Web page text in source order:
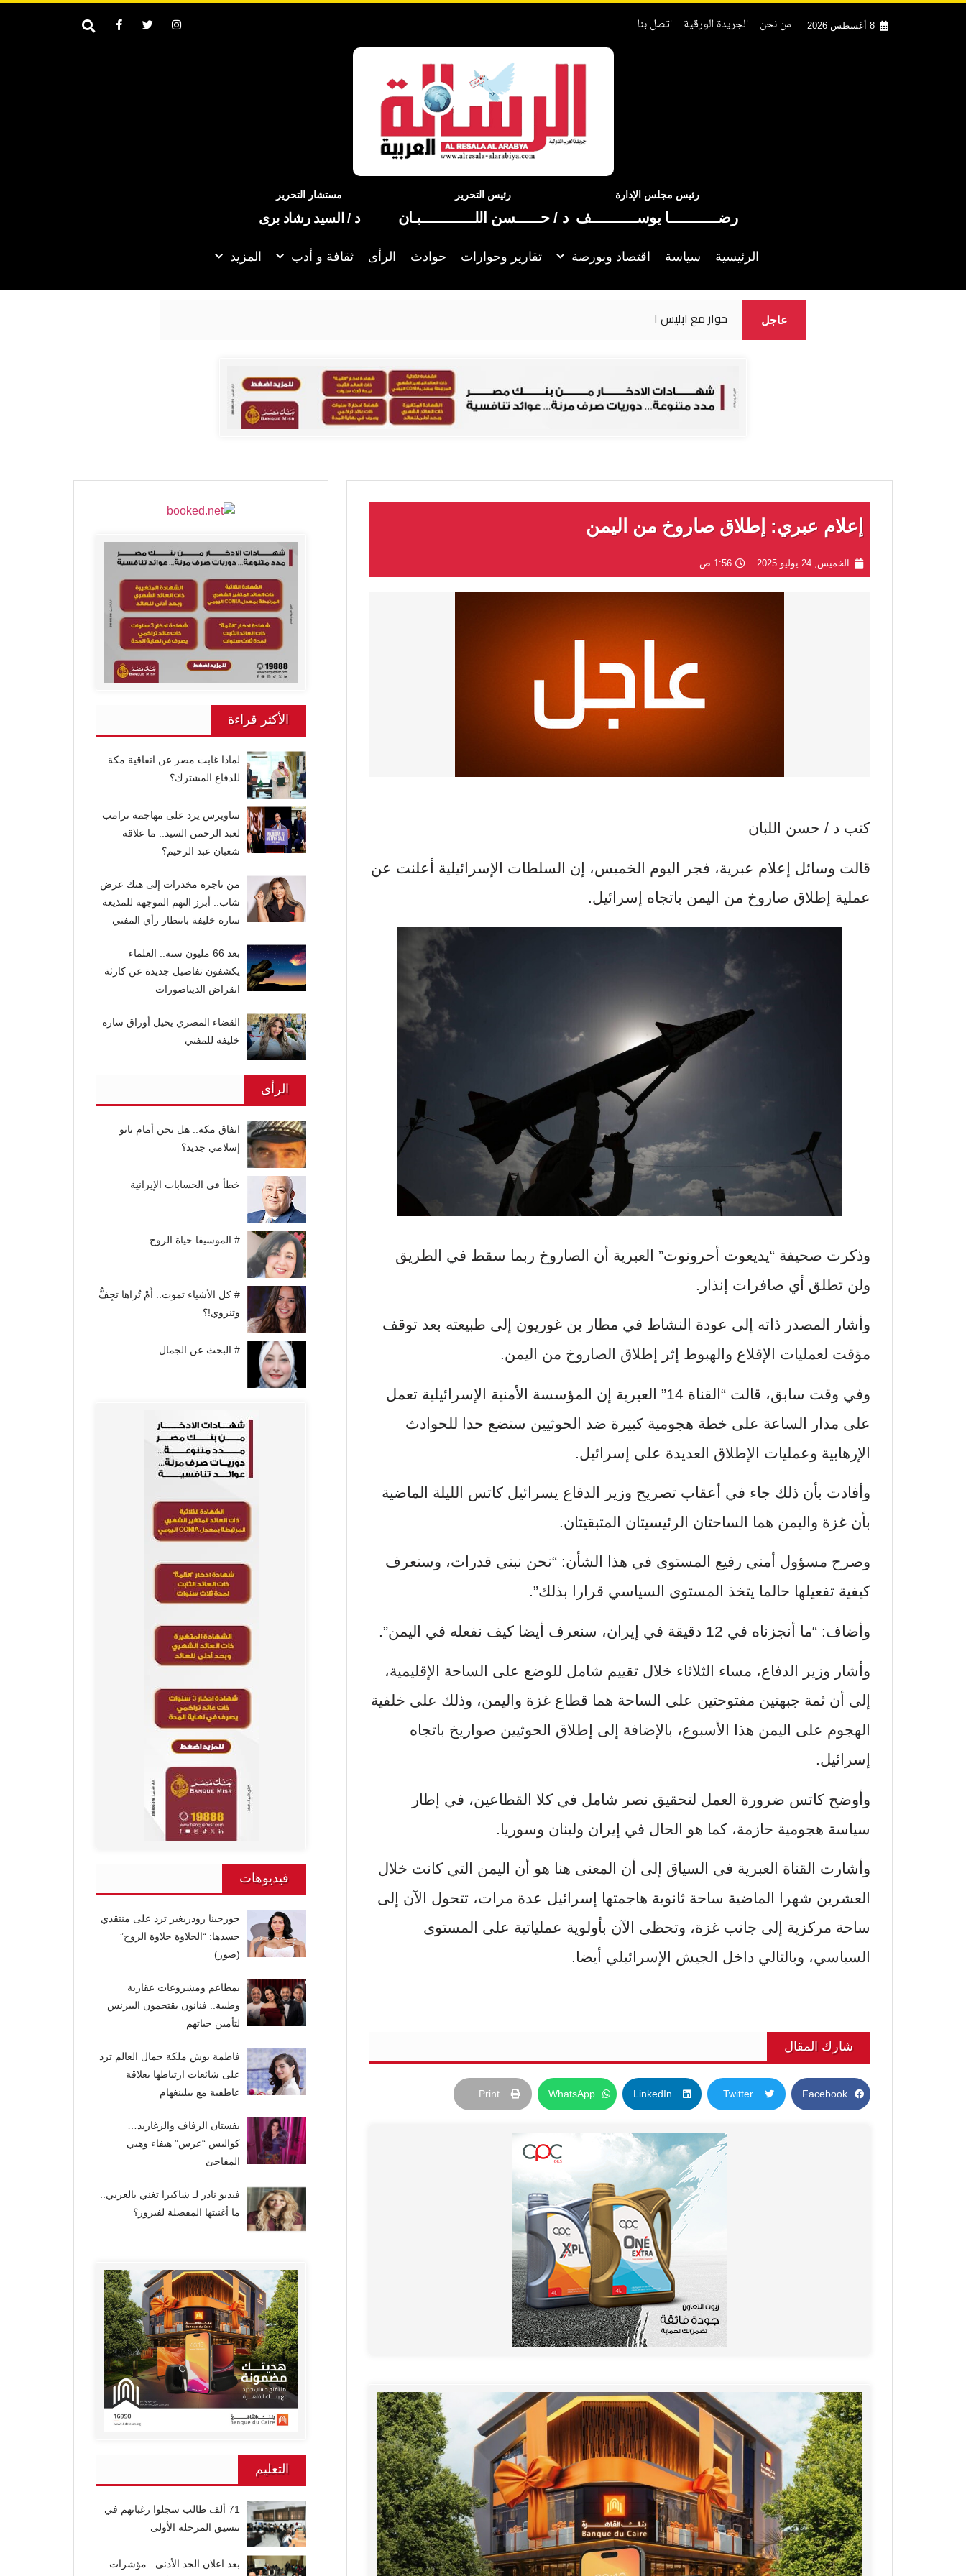
8 أغسطس 2026 من نحن الجريدة الورقية اتصل بنا
رئيس مجلس الإدارة
رضــــــــــــا يوســـــــــــف
رئيس التحرير
د / حــــــسن اللـــــــــــــبـان
مستشار التحرير
د / السيد رشاد برى
الرئيسية سياسة اقتصاد وبورصة تقارير وحوارات حوادث الرأى ثقافة و أدب المزيد
عاجل
إعلام عبري: إطلاق صاروخ من اليمن
الخميس, 24 يوليو 2025 1:56 ص
كتب د / حسن اللبان
قالت وسائل إعلام عبرية، فجر اليوم الخميس، إن السلطات الإسرائيلية أعلنت عن
عملية إطلاق صاروخ من اليمن باتجاه إسرائيل.
وذكرت صحيفة “يديعوت أحرونوت” العبرية أن الصاروخ ربما سقط في الطريق
ولن تطلق أي صافرات إنذار.
وأشار المصدر ذاته إلى عودة النشاط في مطار بن غوريون إلى طبيعته بعد توقف
مؤقت لعمليات الإقلاع والهبوط إثر إطلاق الصاروخ من اليمن.
وفي وقت سابق، قالت “القناة 14” العبرية إن المؤسسة الأمنية الإسرائيلية تعمل
على مدار الساعة على خطة هجومية كبيرة ضد الحوثيين ستضع حدا للحوادث
الإرهابية وعمليات الإطلاق العديدة على إسرائيل.
وأفادت بأن ذلك جاء في أعقاب تصريح وزير الدفاع يسرائيل كاتس الليلة الماضية
بأن غزة واليمن هما الساحتان الرئيسيتان المتبقيتان.
وصرح مسؤول أمني رفيع المستوى في هذا الشأن: “نحن نبني قدرات، وسنعرف
كيفية تفعيلها حالما يتخذ المستوى السياسي قرارا بذلك”.
وأضاف: “ما أنجزناه في 12 دقيقة في إيران، سنعرف أيضا كيف نفعله في اليمن”.
وأشار وزير الدفاع، مساء الثلاثاء خلال تقييم شامل للوضع على الساحة الإقليمية،
إلى أن ثمة جبهتين مفتوحتين على الساحة هما قطاع غزة واليمن، وذلك على خلفية
الهجوم على اليمن هذا الأسبوع، بالإضافة إلى إطلاق الحوثيين صواريخ باتجاه
إسرائيل.
وأوضح كاتس ضرورة العمل لتحقيق نصر شامل في كلا القطاعين، في إطار
سياسة هجومية حازمة، كما هو الحال في إيران ولبنان وسوريا.
وأشارت القناة العبرية في السياق إلى أن المعنى هنا هو أن اليمن التي كانت خلال
العشرين شهرا الماضية ساحة ثانوية هاجمتها إسرائيل عدة مرات، تتحول الآن إلى
ساحة مركزية إلى جانب غزة، وتحظى الآن بأولوية عملياتية على المستوى
السياسي، وبالتالي داخل الجيش الإسرائيلي أيضا.
شارك المقال
Facebook
Twitter
LinkedIn
WhatsApp
Print
الأكثر قراءة
لماذا غابت مصر عن اتفاقية مكة
للدفاع المشترك؟
ساويرس يرد على مهاجمة ترامب
لعبد الرحمن السيد.. ما علاقة
شعبان عبد الرحيم؟
من تاجرة مخدرات إلى هتك عرض
شاب.. أبرز التهم الموجهة للمذيعة
سارة خليفة بانتظار رأي المفتي
بعد 66 مليون سنة.. العلماء
يكشفون تفاصيل جديدة عن كارثة
انقراض الديناصورات
القضاء المصري يحيل أوراق سارة
خليفة للمفتي
الرأى
اتفاق مكة.. هل نحن أمام ناتو
إسلامي جديد؟
خطأ في الحسابات الإيرانية
# الموسيقا حياة الروح
# كل الأشياء تموت.. أَمْ تُراها تجِفُّ
وتنزوي!؟
# البحث عن الجمال
فيديوهات
جورجينا رودريغيز ترد على منتقدي
جسدها: “الحلاوة حلاوة الروح”
(صور)
بمطاعم ومشروعات عقارية
وطبية.. فنانون يقتحمون البيزنس
لتأمين حياتهم
فاطمة بوش ملكة جمال العالم ترد
على شائعات ارتباطها بعلاقة
عاطفية مع بيلينغهام
بفستان الزفاف والزغاريد…
كواليس “عرس” هيفاء وهبي
المفاجئ
فيديو نادر لـ شاكيرا تغني بالعربي..
ما أغنيتها المفضلة لفيروز؟
التعليم
71 ألف طالب سجلوا رغباتهم في
تنسيق المرحلة الأولى
بعد اعلان الحد الأدنى.. مؤشرات